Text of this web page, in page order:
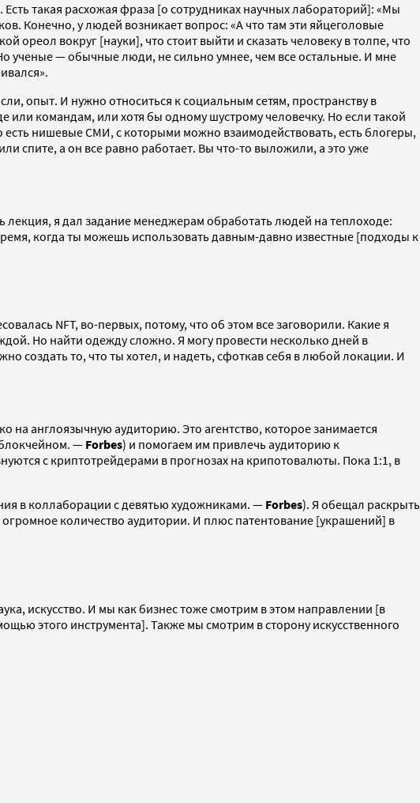
такая расхожая фраза [о сотрудниках научных лабораторий]: «Мы
Конечно, у людей возникает вопрос: «А что там эти яйцеголовые
ореол вокруг [науки], что стоит выйти и сказать человеку в толпе, что
ученые — обычные люди, не сильно умнее, чем все остальные. И мне
опыт. И нужно относиться к социальным сетям, пространству в
или командам, или хотя бы одному шустрому человечку. Но если такой
есть нишевые СМИ, с которыми можно взаимодействовать, есть блогеры,
спите, а он все равно работает. Вы что-то выложили, а это уже
я дал задание менеджерам обработать людей на теплоходе:
когда ты можешь использовать давным-давно известные [подходы к
NFT, во-первых, потому, что об этом все заговорили. Какие я
Но найти одежду сложно. Я могу провести несколько дней в
создать то, что ты хотел, и надеть, сфоткав себя в любой локации. И
на англоязычную аудиторию. Это агентство, которое занимается
— Forbes) и помогаем им привлечь аудиторию к
с криптотрейдерами в прогнозах на крипотовалюты. Пока 1:1, в
в коллаборации с девятью художниками. — Forbes). Я обещал раскрыть
количество аудитории. И плюс патентование [украшений] в
искусство. И мы как бизнес тоже смотрим в этом направлении [в
этого инструмента]. Также мы смотрим в сторону искусственного